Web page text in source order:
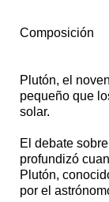
Composición
Plutón, el
pequeño que
solar.
El debate
profundizó
Plutón,
por el